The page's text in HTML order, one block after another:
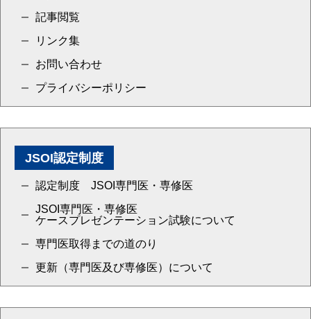
記事閲覧
リンク集
お問い合わせ
プライバシーポリシー
JSOI認定制度
認定制度 JSOI専門医・専修医
JSOI専門医・専修医
ケースプレゼンテーション試験について
専門医取得までの道のり
更新（専門医及び専修医）について